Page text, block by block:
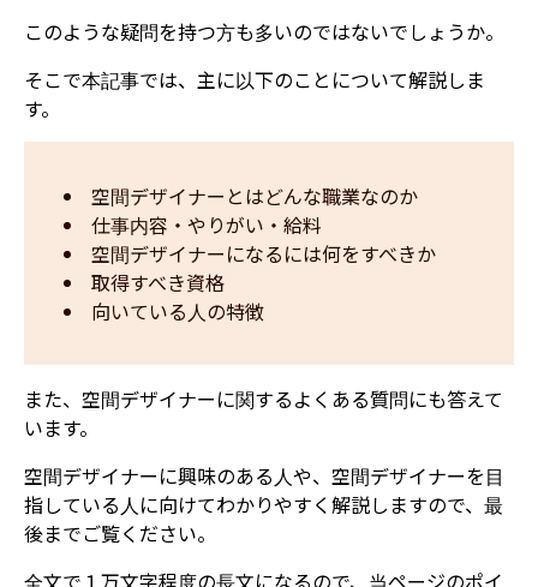
このような疑問を持つ方も多いのではないでしょうか。
そこで本記事では、主に以下のことについて解説しま
す。
空間デザイナーとはどんな職業なのか
仕事内容・やりがい・給料
空間デザイナーになるには何をすべきか
取得すべき資格
向いている人の特徴
また、空間デザイナーに関するよくある質問にも答えて
います。
空間デザイナーに興味のある人や、空間デザイナーを目
指している人に向けてわかりやすく解説しますので、最
後までご覧ください。
全文で１万文字程度の長文になるので、当ページのポイ